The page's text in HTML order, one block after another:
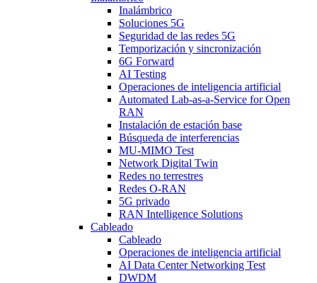
Inalámbrico
Soluciones 5G
Seguridad de las redes 5G
Temporización y sincronización
6G Forward
AI Testing
Operaciones de inteligencia artificial
Automated Lab-as-a-Service for Open
RAN
Instalación de estación base
Búsqueda de interferencias
MU-MIMO Test
Network Digital Twin
Redes no terrestres
Redes O-RAN
5G privado
RAN Intelligence Solutions
Cableado
Cableado
Operaciones de inteligencia artificial
AI Data Center Networking Test
DWDM